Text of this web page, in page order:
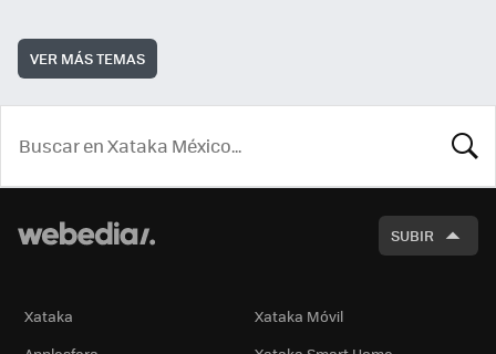
VER MÁS TEMAS
SUBIR
Xataka
Xataka Móvil